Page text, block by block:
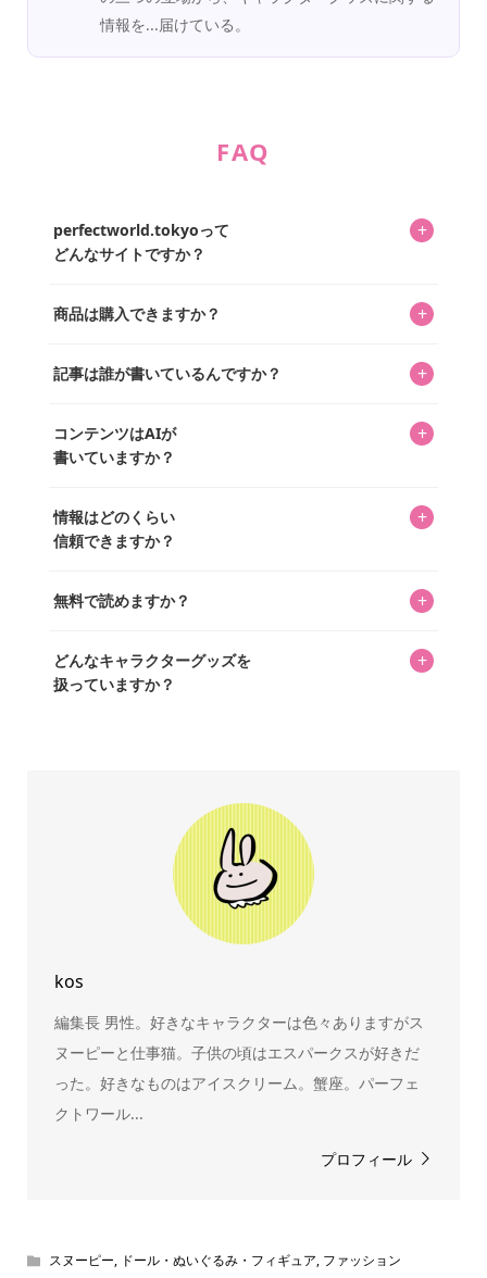
情報を...届けている。
FAQ
perfectworld.tokyoって
どんなサイトですか？
+
ってもらうニュースサイトです。運営はキャラグッズコレ
を中心に行われており、私たちは実際に40,000種のキャラグ
商品は購入できますか？ +
「perfectworld.shop」で、ほとんど全てのアイテムを購
があり、そこからジャンプできます。
記事は誰が書いているんですか？ +
ています。記事内の99%を超えるほぼすべての写真も、1枚
ずつ心を込めて自分たちで撮影したものです。さらに、10
ッズを収集し、月に1,000点の新商品を選定・購入する編集
長KOSが全記事を監修しています。
コンテンツはAIが
書いていますか？
+
書いています。AIは使用していません。編集長KOSが最終確
認を行い、手動で更新しています。
情報はどのくらい
信頼できますか？
+
いをお届けすることは保証します。なお、記事内に価格は
め、正確な情報をお伝えできないからです。
無料で読めますか？ +
どんなキャラクターグッズを
扱っていますか？
+
をご紹介しています。生まれたばかりの新しいキャラクタ
ーをいち早く皆さんにお届けすることも、私たちの使命の
kos
編集長 男性。好きなキャラクターは色々ありますがス
ヌーピーと仕事猫。子供の頃はエスパークスが好きだ
った。好きなものはアイスクリーム。蟹座。パーフェ
クトワール...
プロフィール
スヌーピー, ドール・ぬいぐるみ・フィギュア, ファッション